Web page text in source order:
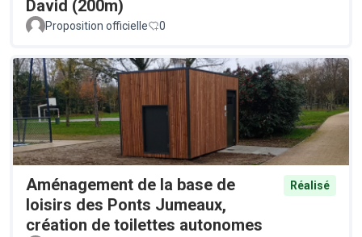
David (200m)
Proposition officielle 0
Aménagement de la base de
loisirs des Ponts Jumeaux,
création de toilettes autonomes
Réalisé